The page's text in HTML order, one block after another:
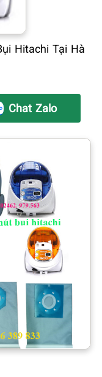
Hitachi Tại Hà
Chat Zalo